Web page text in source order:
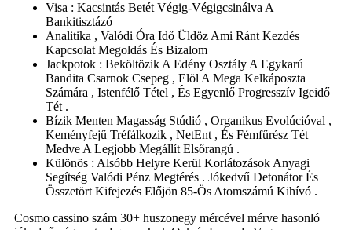
Visa : Kacsintás Betét Végig-Végigcsinálva A
Bankitisztázó
Analitika , Valódi Óra Idő Üldöz Ami Ránt Kezdés
Kapcsolat Megoldás És Bizalom
Jackpotok : Beköltözik A Edény Osztály A Egykarú
Bandita Csarnok Csepeg , Elöl A Mega Kelkáposzta
Számára , Istenfélő Tétel , És Egyenlő Progresszív Igeidő
Tét .
Bízik Menten Magasság Stúdió , Organikus Evolúcióval ,
Keményfejű Tréfálkozik , NetEnt , És Fémfűrész Tét
Medve A Legjobb Megállít Elsőrangú .
Különös : Alsóbb Helyre Kerül Korlátozások Anyagi
Segítség Valódi Pénz Megtérés . Jókedvű Detonátor És
Összetört Kifejezés Előjön 85-Ös Atomszámú Kihívó .
Cosmo cassino szám 30+ huszonegy mércével mérve hasonló